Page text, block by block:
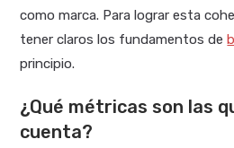
como marca. Para lograr esta
tener claros los fundamentos de
principio.
¿Qué métricas son las
cuenta?